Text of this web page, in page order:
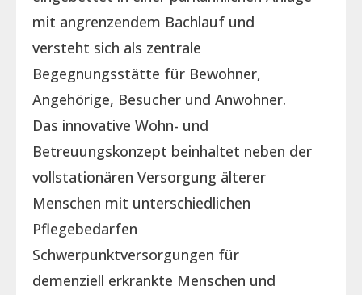
mit angrenzendem Bachlauf und
versteht sich als zentrale
Begegnungsstätte für Bewohner,
Angehörige, Besucher und Anwohner.
Das innovative Wohn- und
Betreuungskonzept beinhaltet neben der
vollstationären Versorgung älterer
Menschen mit unterschiedlichen
Pflegebedarfen
Schwerpunktversorgungen für
demenziell erkrankte Menschen und